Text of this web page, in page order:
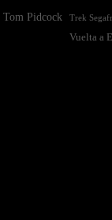
Tom Pidcock Trek
Vuelta a